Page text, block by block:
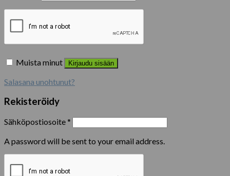
Muista minut Kirjaudu sisään
Salasana unohtunut?
Rekisteröidy
Sähköpostiosoite*
A password will be sent to your email address.